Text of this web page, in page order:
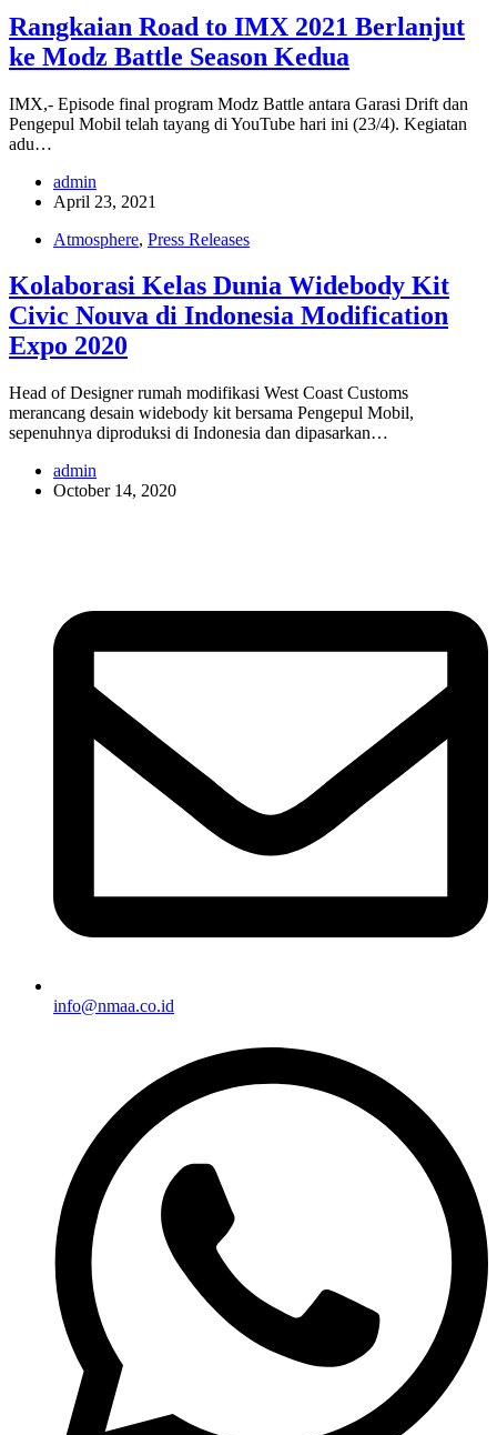
Rangkaian Road to IMX 2021 Berlanjut
ke Modz Battle Season Kedua
IMX,- Episode final program Modz Battle antara Garasi Drift dan
Pengepul Mobil telah tayang di YouTube hari ini (23/4). Kegiatan
adu…
admin
April 23, 2021
Atmosphere, Press Releases
Kolaborasi Kelas Dunia Widebody Kit
Civic Nouva di Indonesia Modification
Expo 2020
Head of Designer rumah modifikasi West Coast Customs
merancang desain widebody kit bersama Pengepul Mobil,
sepenuhnya diproduksi di Indonesia dan dipasarkan…
admin
October 14, 2020
info@nmaa.co.id